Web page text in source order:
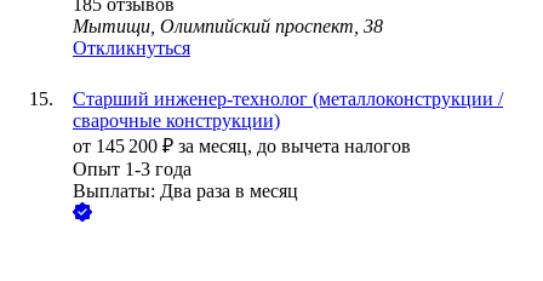
185 отзывов
Мытищи, Олимпийский проспект, 38
Откликнуться
Старший инженер-технолог (металлоконструкции /
сварочные конструкции)
от 145 200 ₽ за месяц, до вычета налогов
Опыт 1-3 года
Выплаты: Два раза в месяц